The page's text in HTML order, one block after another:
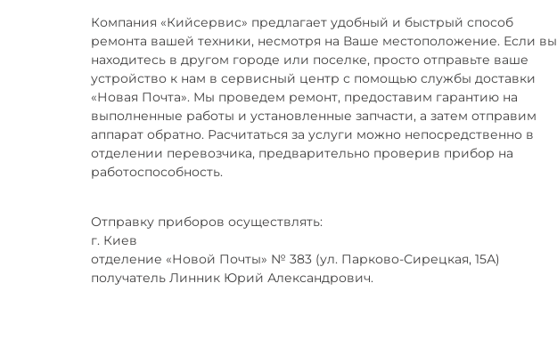
Компания «Кийсервис» предлагает удобный и быстрый способ
ремонта вашей техники, несмотря на Ваше местоположение. Если вы
находитесь в другом городе или поселке, просто отправьте ваше
устройство к нам в сервисный центр с помощью службы доставки
«Новая Почта». Мы проведем ремонт, предоставим гарантию на
выполненные работы и установленные запчасти, а затем отправим
аппарат обратно. Расчитаться за услуги можно непосредственно в
отделении перевозчика, предварительно проверив прибор на
работоспособность.
Отправку приборов осуществлять:
г. Киев
отделение «Новой Почты» № 383 (ул. Парково-Сирецкая, 15А)
получатель Линник Юрий Александрович.